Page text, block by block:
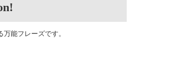
能フレーズです。